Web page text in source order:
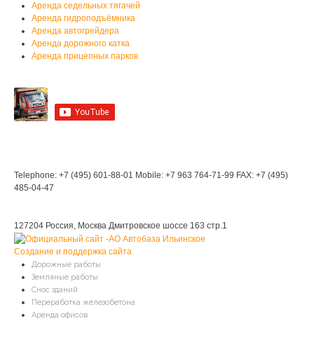
Аренда седельных тягачей
Аренда гидроподъёмника
Аренда автогрейдера
Аренда дорожного катка
Аренда прицепных парков
Telephone: +7 (495) 601-88-01 Mobile: +7 963 764-71-99 FAX: +7 (495)
485-04-47
127204 Россия, Москва Дмитровское шоссе 163 стр.1
Создание и поддержка сайта
Дорожные работы
Земляные работы
Снос зданий
Переработка железобетона
Аренда офисов